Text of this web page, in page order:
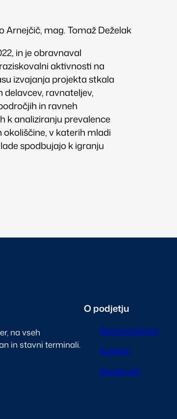
Arnejčič, mag. Tomaž Deželak
in je obravnaval
aktivnosti na
izvajanja projekta stkala
delavcev, ravnateljev,
in ravneh
k analiziranju prevalence
v katerih mladi
spodbujajo k igranju
na vseh
in stavni terminali.
O podjetju
Športna loterija
Kontakt
Zasebnost